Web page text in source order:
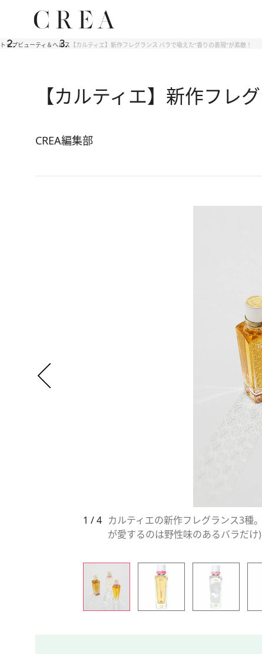
トップビューティ＆ヘルス 【カルティエ】新作フレグランス バラで喩えた“香りの表現”が素敵！
【カルティエ】新作フレ
CREA編集部
1 / 4 カルティエの新作フレグランス3種
が愛するのは野性味のあるバラだ